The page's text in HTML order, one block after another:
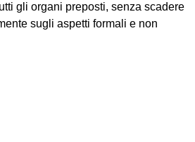
gli organi preposti, senza scadere
sugli aspetti formali e non